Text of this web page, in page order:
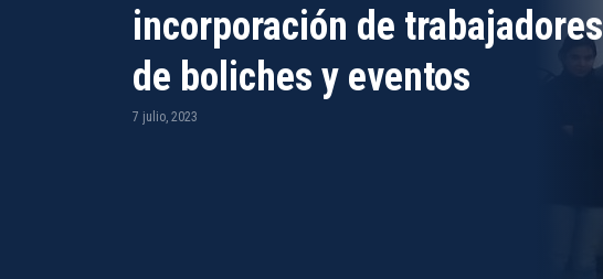
incorporación de trabajadores
de boliches y eventos
7 julio, 2023